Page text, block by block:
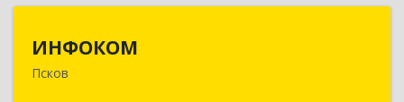
ИНФОКОМ
Псков180000, Псковская обл, Псков г, Советская ул,